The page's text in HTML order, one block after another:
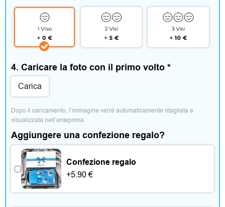
t
o
e
a
c
c
e
s
s
o
4. Caricare la foto con il primo volto *
Carica
Dopo il caricamento, l’immagine verrà automaticamente ritagliata e
visualizzata nell’anteprima
Aggiungere una confezione regalo?
Confezione regalo
+5.90€